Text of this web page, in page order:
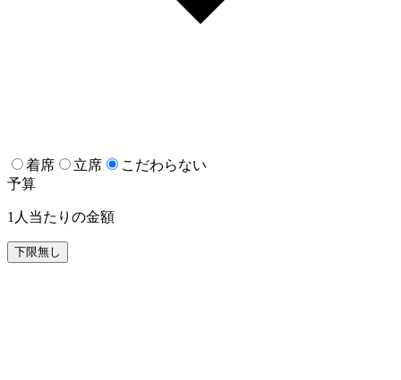
着席 立席
こだわらない
予算
1人当たりの金額
下限無し